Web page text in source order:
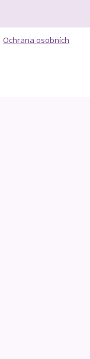
Ochrana osobních